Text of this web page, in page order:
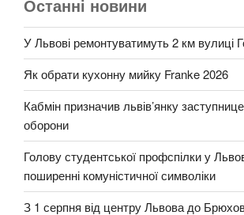
Останні новини
У Львові ремонтуватимуть 2 км вулиці
Як обрати кухонну мийку Franke 2026
Кабмін призначив львів’янку
оборони
Голову студентської профспілки у
поширенні комуністичної символіки
З 1 серпня від центру Львова до